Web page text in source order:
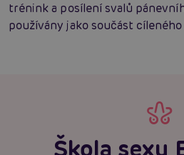
trénink a posílení svalů
používány jako součást